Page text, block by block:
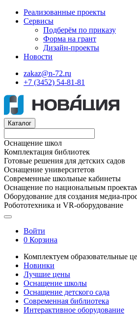
Реализованные проекты
Сервисы
Подберём по приказу
Форма на грант
Дизайн-проекты
Новости
zakaz@n-72.ru
+7 (3452) 54-81-81
Каталог
Оснащение школ
Комплектация библиотек
Готовые решения для детских садов
Оснащение университетов
Современные школьные кабинеты
Оснащение по национальным
Оборудование для создания медиа-
Робототехника и VR-оборудование
Войти
0 Корзина
Комплектуем образовательные
Новинки
Лучшие цены
Оснащение школы
Оснащение детского сада
Современная библиотека
Интерактивное оборудование